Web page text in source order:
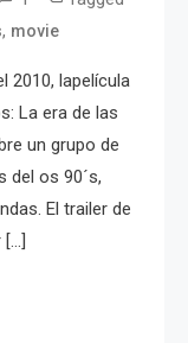
, movie
2010, lapelícula
La era de las
un grupo de
del os 90´s,
El trailer de
[…]